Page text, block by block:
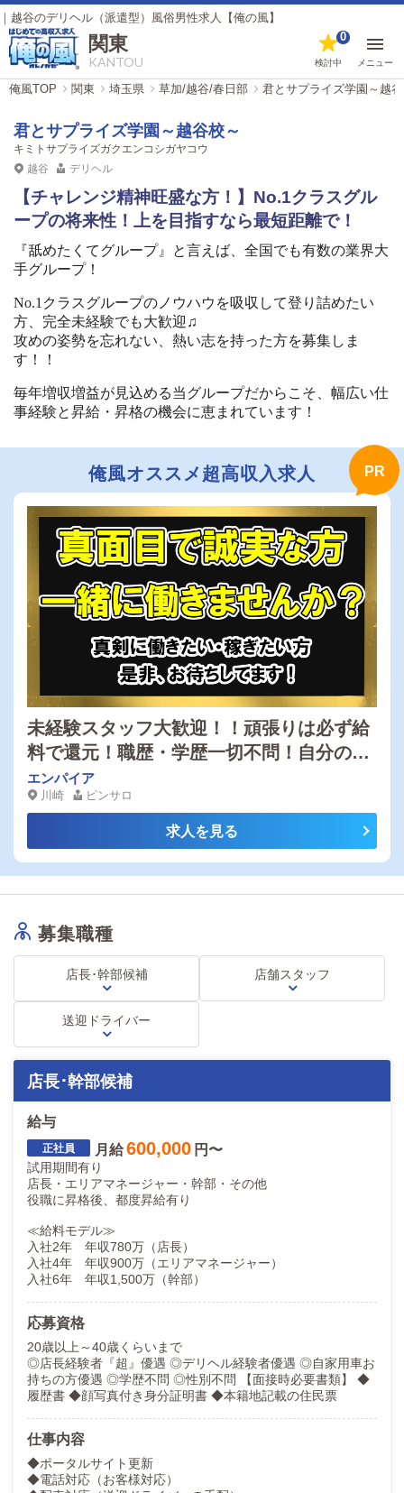
ル（派遣型）風俗男性求人【俺の風】
関東
KANTOU 検討中
0
メニュー
俺風TOP 関東 埼玉県 草加/越谷/春日部 君とサプライズ学園～越
君とサプライズ学園～越谷校～
キミトサプライズガクエンコシガヤコウ
越谷
デリヘル
【チャレンジ精神旺盛な方！】No.1クラスグル
ープの将来性！上を目指すなら最短距離で！
『舐めたくてグループ』と言えば、全国でも有数の業界大
手グループ！
No.1クラスグループのノウハウを吸収して登り詰めたい
方、完全未経験でも大歓迎♫
攻めの姿勢を忘れない、熱い志を持った方を募集しま
す！！
毎年増収増益が見込める当グループだからこそ、幅広い仕
事経験と昇給・昇格の機会に恵まれています！
俺風オススメ超高収入求人
未経験スタッフ大歓迎！！頑張りは必ず給
料で還元！職歴・学歴一切不問！自分のや
る気次第で給料が上がる！誰でも出来る簡
単な仕事！
エンパイア
川崎 ピンサロ
求人を見る
募集職種
店長･幹部候補 店舗スタッフ
送迎ドライバー
店長･幹部候補
給与
月給600,000 円〜
試用期間有り
店長・エリアマネージャー・幹部・その他
役職に昇格後、都度昇給有り
≪給料モデル≫
入社2年 年収780万（店長）
入社4年 年収900万（エリアマネージャー）
入社6年 年収1,500万（幹部）
応募資格
20歳以上～40歳くらいまで
◎店長経験者『超』優遇 ◎デリヘル経験者優遇 ◎自家用車お
持ちの方優遇 ◎学歴不問 ◎性別不問 【面接時必要書類】 ◆
履歴書 ◆顔写真付き身分証明書 ◆本籍地記載の住民票
仕事内容
◆ポータルサイト更新
◆電話対応（お客様対応）